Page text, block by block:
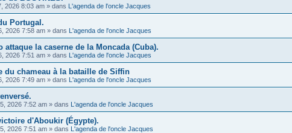
2026 8:03 am » dans L'agenda de l'oncle Jacques
Portugal.
2026 7:58 am » dans L'agenda de l'oncle Jacques
attaque la caserne de la Moncada (Cuba).
2026 7:51 am » dans L'agenda de l'oncle Jacques
du chameau à la bataille de Siffin
2026 7:49 am » dans L'agenda de l'oncle Jacques
2026 7:52 am » dans L'agenda de l'oncle Jacques
d'Aboukir (Égypte).
2026 7:51 am » dans L'agenda de l'oncle Jacques